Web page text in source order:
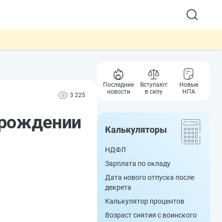
3 225
Последние
новости
Вступают
в силу
Новые
НПА
Калькуляторы
НДФЛ
Зарплата по окладу
Дата нового отпуска после
декрета
Калькулятор процентов
Возраст снятия с воинского